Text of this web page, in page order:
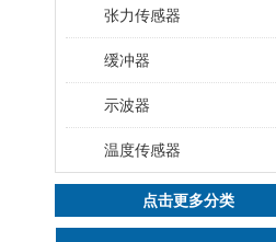
张力传感器
缓冲器
示波器
温度传感器
点击更多分类